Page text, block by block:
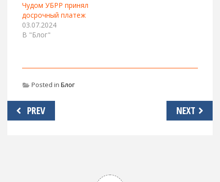
Чудом УБРР принял
досрочный платеж
03.07.2024
В "Блог"
Posted in Блог
Навигация
по
PREV NEXT